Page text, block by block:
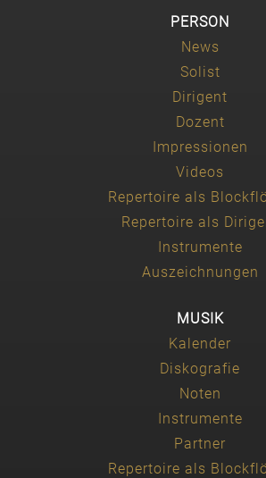
PERSON
News
Solist
Dirigent
Dozent
Impressionen
Videos
Repertoire als
Repertoire als
Instrumente
Auszeichnungen
MUSIK
Kalender
Diskografie
Noten
Instrumente
Partner
Repertoire als